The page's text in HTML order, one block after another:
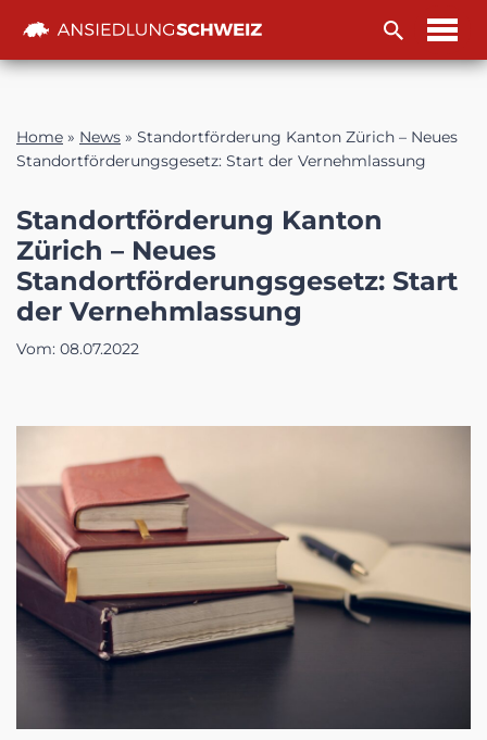
Zum
Home » News » Standortförderung Kanton Zürich – Neues
Standortförderungsgesetz: Start der Vernehmlassung
Standortförderung Kanton
Zürich – Neues
Standortförderungsgesetz: Start
der Vernehmlassung
Vom: 08.07.2022